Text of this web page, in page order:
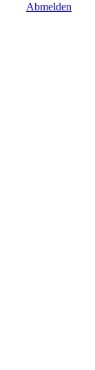
Abmelden